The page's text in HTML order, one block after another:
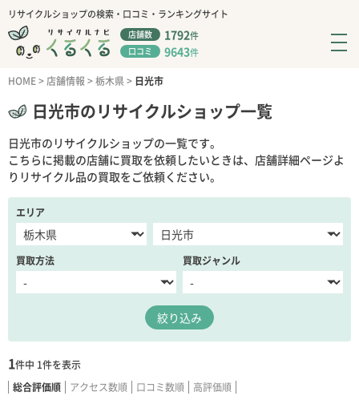
リサイクルショップの検索・口コミ・ランキングサイト
店舗数 1792件
口コミ 9643件
HOME>店舗情報 >栃木県> 日光市
日光市のリサイクルショップ一覧
日光市のリサイクルショップの一覧です。
こちらに掲載の店舗に買取を依頼したいときは、店舗詳細ページよ
りリサイクル品の買取をご依頼ください。
エリア
買取方法 買取ジャンル
絞り込み
1件中 1件を表示
総合評価順
アクセス数順 口コミ数順 高評価順